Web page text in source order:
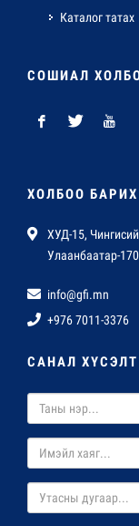
Каталог татах
СОШИАЛ
ХОЛБОО БАРИХ
ХУД-15,
Улаанбаатар-
info@gfi.mn
+976 7011-3376
САНАЛ ХҮСЭЛТ